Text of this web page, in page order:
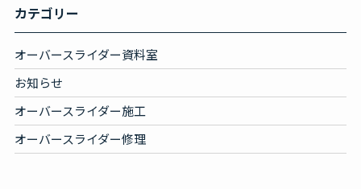
カテゴリー
オーバースライダー資料室
お知らせ
オーバースライダー施工
オーバースライダー修理